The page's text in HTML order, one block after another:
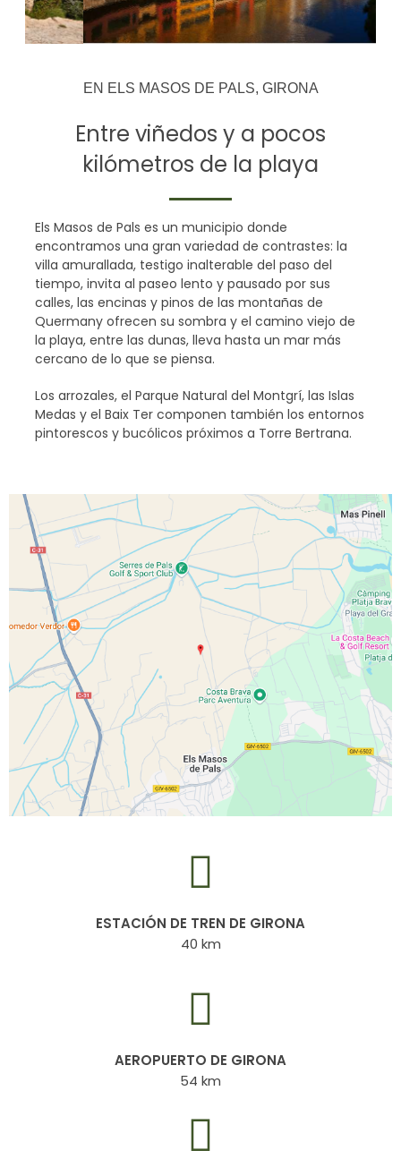
EN ELS MASOS DE PALS, GIRONA
Entre viñedos y a pocos
kilómetros de la playa
Els Masos de Pals es un municipio donde
encontramos una gran variedad de contrastes: la
villa amurallada, testigo inalterable del paso del
tiempo, invita al paseo lento y pausado por sus
calles, las encinas y pinos de las montañas de
Quermany ofrecen su sombra y el camino viejo de
la playa, entre las dunas, lleva hasta un mar más
cercano de lo que se piensa.
Los arrozales, el Parque Natural del Montgrí, las Islas
Medas y el Baix Ter componen también los entornos
pintorescos y bucólicos próximos a Torre Bertrana.
ESTACIÓN DE TREN DE GIRONA
40 km
AEROPUERTO DE GIRONA
54 km